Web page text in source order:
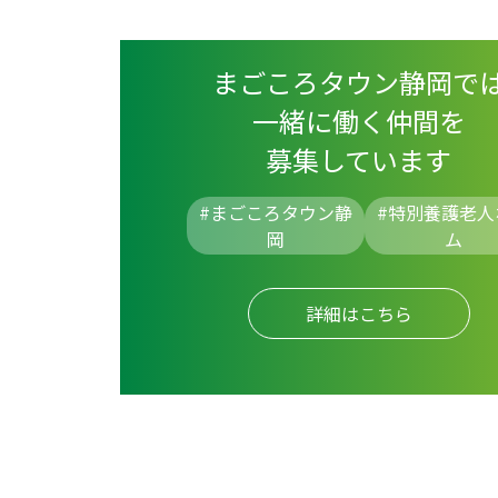
まごころタウン静岡で
一緒に働く仲間を
募集しています
#まごころタウン静
岡
#特別養護老
ム
詳細はこちら